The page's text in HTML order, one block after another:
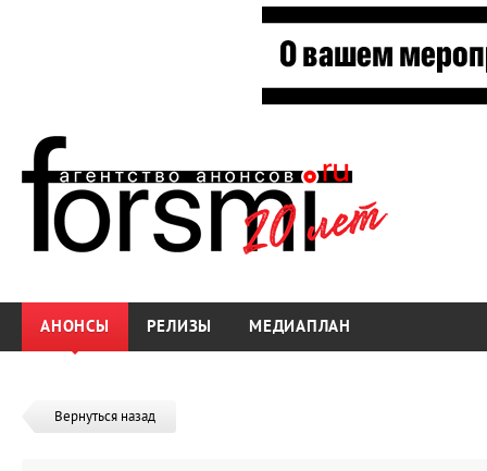
АНОНСЫ РЕЛИЗЫ МЕДИАПЛАН
Вернуться назад